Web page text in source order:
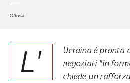
©Ansa
L'
Ucraina è pronta
negoziati "in
chiede un